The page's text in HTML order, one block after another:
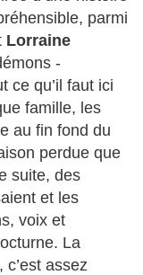
parmi
Lorraine
-
ce qu’il faut ici
famille, les
au fin fond du
perdue que
suite, des
et les
voix et
La
assez